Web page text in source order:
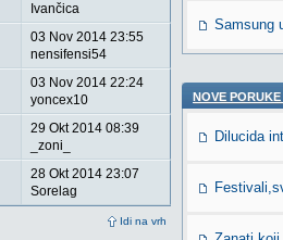
Idi na vrh
Ivančica
03 Nov 2014 23:55
nensifensi54
03 Nov 2014 22:24
yoncex10
29 Okt 2014 08:39
_zoni_
28 Okt 2014 23:07
Sorelag
Samsung
NOVE
Dilucida